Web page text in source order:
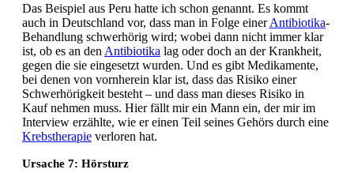
Das Beispiel aus Peru hatte ich schon genannt. Es kommt
auch in Deutschland vor, dass man in Folge einerAntibiotika-
Behandlung schwerhörig wird; wobei dann nicht immer klar
ist, ob es an den Antibiotika lag oder doch an der Krankheit,
gegen die sie eingesetzt wurden. Und es gibt Medikamente,
bei denen von vornherein klar ist, dass das Risiko einer
Schwerhörigkeit besteht – und dass man dieses Risiko in
Kauf nehmen muss. Hier fällt mir ein Mann ein, der mir im
Interview erzählte, wie er einen Teil seines Gehörs durch eine
Krebstherapie verloren hat.
Ursache 7: Hörsturz